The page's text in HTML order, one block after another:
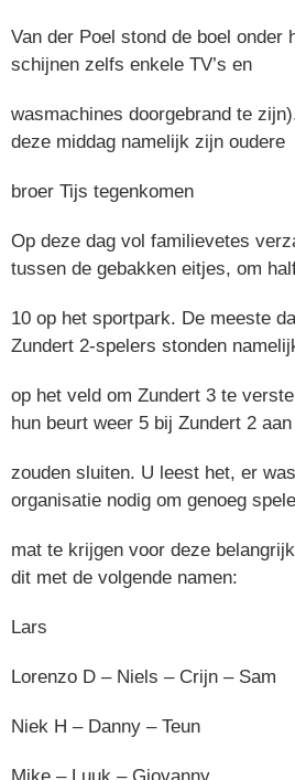
Van der Poel stond de boel onder
schijnen zelfs enkele TV’s en
wasmachines doorgebrand te
deze middag namelijk zijn oudere
broer Tijs tegenkomen
Op deze dag vol familievetes
tussen de gebakken eitjes, om
10 op het sportpark. De meeste
Zundert 2-spelers stonden
op het veld om Zundert 3 te
hun beurt weer 5 bij Zundert 2 aan
zouden sluiten. U leest het, er
organisatie nodig om genoeg
mat te krijgen voor deze
dit met de volgende namen:
Lars
Lorenzo D – Niels – Crijn – Sam
Niek H – Danny – Teun